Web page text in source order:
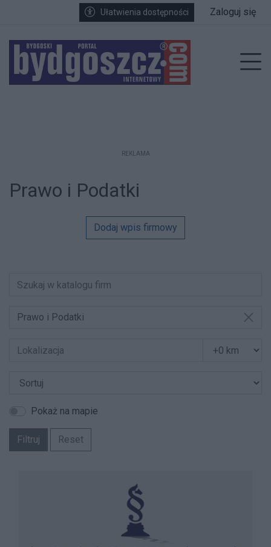
Przejdź do głównych treści
Przejdź do wyszukiwarki
Przejdź do głównego menuUłatwienia dostępności Zaloguj się
REKLAMA
Prawo i Podatki
Dodaj wpis firmowy
Prawo i Podatki
Pokaż na mapie
Filtruj Reset